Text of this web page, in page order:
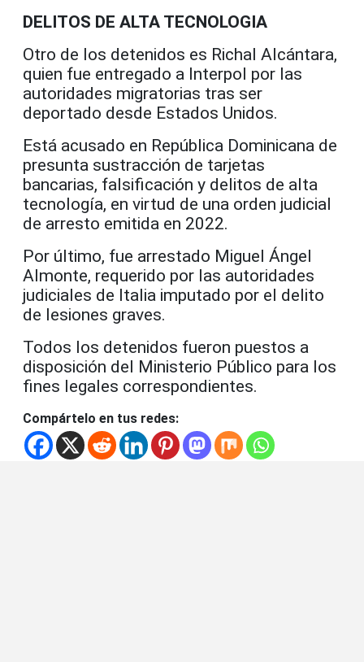
DELITOS DE ALTA TECNOLOGIA
Otro de los detenidos es Richal Alcántara,
quien fue entregado a Interpol por las
autoridades migratorias tras ser
deportado desde Estados Unidos.
Está acusado en República Dominicana de
presunta sustracción de tarjetas
bancarias, falsificación y delitos de alta
tecnología, en virtud de una orden judicial
de arresto emitida en 2022.
Por último, fue arrestado Miguel Ángel
Almonte, requerido por las autoridades
judiciales de Italia imputado por el delito
de lesiones graves.
Todos los detenidos fueron puestos a
disposición del Ministerio Público para los
fines legales correspondientes.
Compártelo en tus redes: